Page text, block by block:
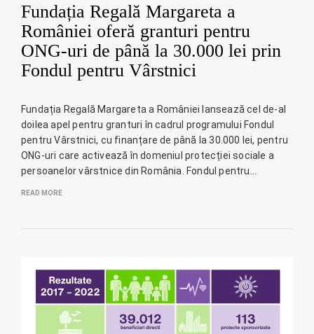
Fundația Regală Margareta a
României oferă granturi pentru
ONG-uri de până la 30.000 lei prin
Fondul pentru Vârstnici
Fundația Regală Margareta a României lansează cel de-al
doilea apel pentru granturi în cadrul programului Fondul
pentru Vârstnici, cu finanțare de până la 30.000 lei, pentru
ONG-uri care activează în domeniul protecției sociale a
persoanelor vârstnice din România. Fondul pentru…
READ MORE